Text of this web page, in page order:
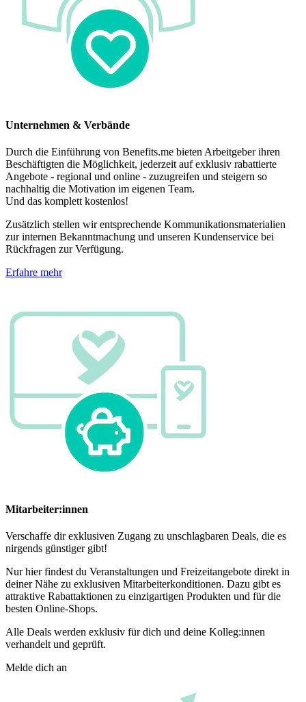
Unternehmen & Verbände
Durch die Einführung von Benefits.me bieten Arbeitgeber ihren
Beschäftigten die Möglichkeit, jederzeit auf exklusiv rabattierte
Angebote - regional und online - zuzugreifen und steigern so
nachhaltig die Motivation im eigenen Team.
Und das komplett kostenlos!
Zusätzlich stellen wir entsprechende Kommunikationsmaterialien
zur internen Bekanntmachung und unseren Kundenservice bei
Rückfragen zur Verfügung.
Erfahre mehr
Mitarbeiter:innen
Verschaffe dir exklusiven Zugang zu unschlagbaren Deals, die es
nirgends günstiger gibt!
Nur hier findest du Veranstaltungen und Freizeitangebote direkt in
deiner Nähe zu exklusiven Mitarbeiterkonditionen. Dazu gibt es
attraktive Rabattaktionen zu einzigartigen Produkten und für die
besten Online-Shops.
Alle Deals werden exklusiv für dich und deine Kolleg:innen
verhandelt und geprüft.
Melde dich an